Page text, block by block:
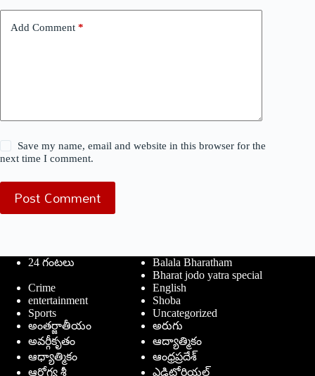
Add Comment *
Save my name, email and website in this browser for the
next time I comment.
Post Comment
24 గంటలు
Balala Bharatham
Bharat jodo yatra special
Crime
English
entertainment
Shoba
Sports
Uncategorized
అంతర్జాతీయం
అరుగు
అవర్గీకృతం
ఆద్యాత్మికం
ఆధ్యాత్మికం
ఆంధ్రప్రదేశ్
ఆరోగ్య శ్రీ
ఎడిటోరియల్